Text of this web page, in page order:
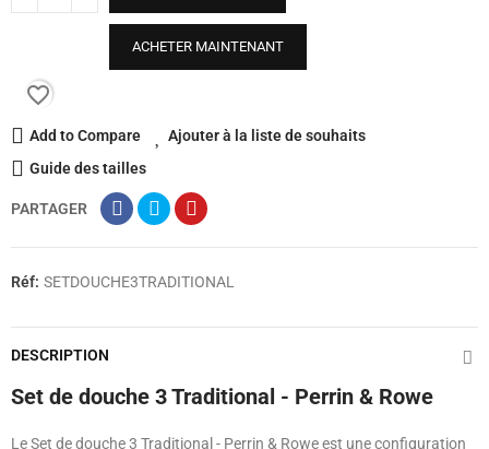
ACHETER MAINTENANT
favorite_border
Add to Compare
Ajouter à la liste de souhaits
Guide des tailles
PARTAGER
Réf: SETDOUCHE3TRADITIONAL
DESCRIPTION
Set de douche 3 Traditional - Perrin & Rowe
Le Set de douche 3 Traditional - Perrin & Rowe est une configuration